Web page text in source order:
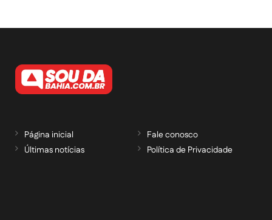
Página inicial
Últimas notícias
Fale conosco
Política de Privacidade